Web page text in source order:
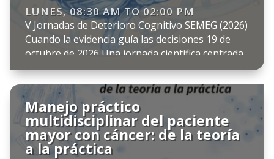
LUNES, 08:30 AM TO 02:00 PM
V Jornadas de Deterioro Cognitivo SEMEG (2026)
Cuando la evidencia guía las decisiones 19 de
octubre de 2026 Una jornada científica centrada
en el abordaje del deterioro cognitivo desde la
evidencia, la práctica clínica y la toma de
decisiones en Geriatría. El programa abordará el
diagnóstico, la complejidad clínica, los
biomarcadores y los retos futuros […]
Manejo práctico
multidisciplinar del paciente
mayor con cáncer: de la teoría
a la práctica